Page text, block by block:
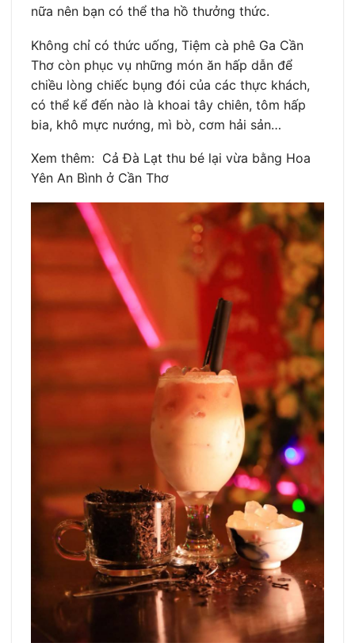
nữa nên bạn có thể tha hồ thưởng thức.
Không chỉ có thức uống, Tiệm cà phê Ga Cần
Thơ còn phục vụ những món ăn hấp dẫn để
chiều lòng chiếc bụng đói của các thực khách,
có thể kể đến nào là khoai tây chiên, tôm hấp
bia, khô mực nướng, mì bò, cơm hải sản…
Xem thêm: Cả Đà Lạt thu bé lại vừa bằng Hoa
Yên An Bình ở Cần Thơ